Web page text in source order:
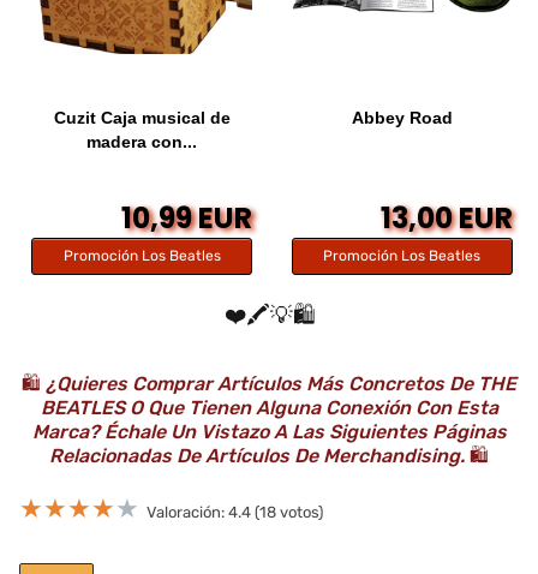
Cuzit Caja musical de
madera con...
10,99 EUR
Promoción Los Beatles
Abbey Road
13,00 EUR
Promoción Los Beatles
❤️🖍️💡🛍️
🛍️ ¿Quieres Comprar Artículos Más Concretos De THE
BEATLES O Que Tienen Alguna Conexión Con Esta
Marca? Échale Un Vistazo A Las Siguientes Páginas
Relacionadas De Artículos De Merchandising. 🛍️
★★★★★ Valoración: 4.4 (18 votos)